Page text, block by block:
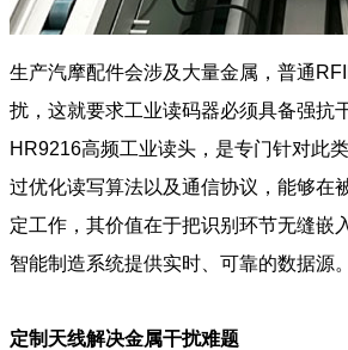
生产汽摩配件会涉及大量金属，普通
扰，这就要求工业读码器必须具备强抗
HR9216高频工业读头，是专门针对此
过优化读写算法以及通信协议，能够在
定工作，其价值在于把识别环节无缝嵌
智能制造系统提供实时、可靠的数据源。
定制天线解决金属干扰难题